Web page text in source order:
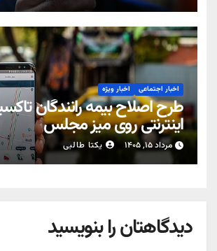
اخبار اجتماعی اخبار ویژه
طرح اصلاح بیمه رانندگان
اینترنتی روی میز مجلس
مرداد ۱۵, ۱۴۰۵ یکتا طالبی
دیدگاهتان را بنویسید